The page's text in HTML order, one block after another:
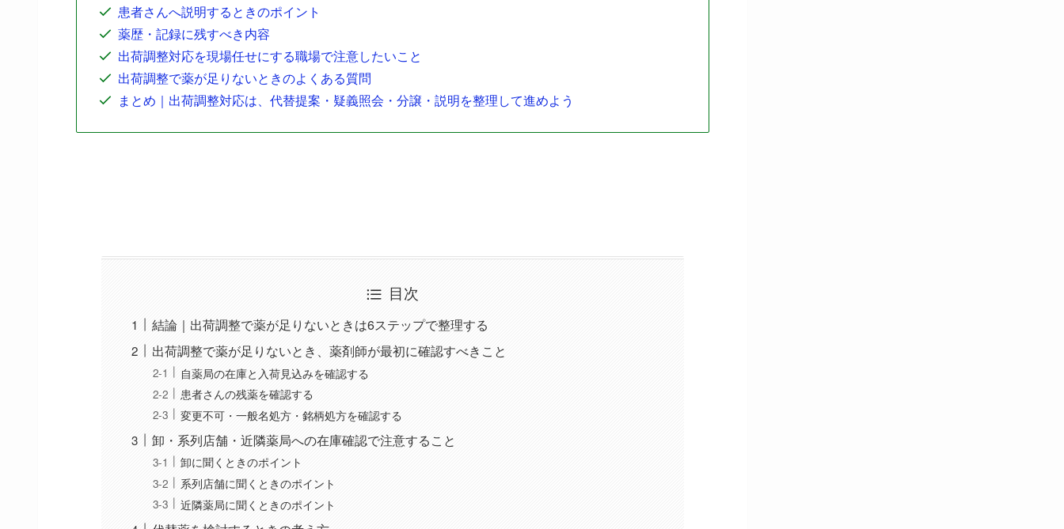
患者さんへ説明するときのポイント
薬歴・記録に残すべき内容
出荷調整対応を現場任せにする職場で注意したいこと
出荷調整で薬が足りないときのよくある質問
まとめ｜出荷調整対応は、代替提案・疑義照会・分譲・説明を整理して進めよう
目次
結論｜出荷調整で薬が足りないときは6ステップで整理する
出荷調整で薬が足りないとき、薬剤師が最初に確認すべきこと
自薬局の在庫と入荷見込みを確認する
患者さんの残薬を確認する
変更不可・一般名処方・銘柄処方を確認する
卸・系列店舗・近隣薬局への在庫確認で注意すること
卸に聞くときのポイント
系列店舗に聞くときのポイント
近隣薬局に聞くときのポイント